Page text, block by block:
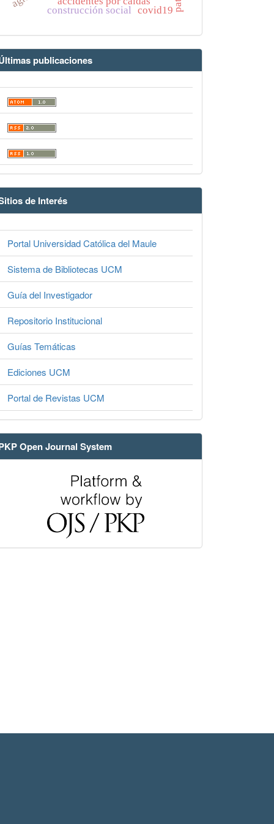
construcción social covid19
publicaciones
de Interés
Portal Universidad Católica del Maule
Sistema de Bibliotecas UCM
Guía del Investigador
Repositorio Institucional
Guías Temáticas
Ediciones UCM
Portal de Revistas UCM
Open Journal System